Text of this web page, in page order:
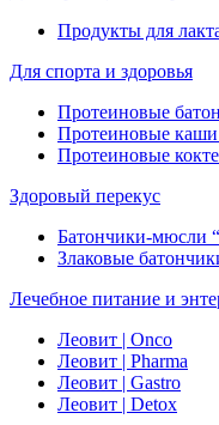
Продукты для
Для спорта и здоровья
Протеиновые
Протеиновые
Протеиновые
Здоровый перекус
Батончики-мюсли
Злаковые
Лечебное питание и
Леовит | Onco
Леовит | Pharma
Леовит | Gastro
Леовит | Detox